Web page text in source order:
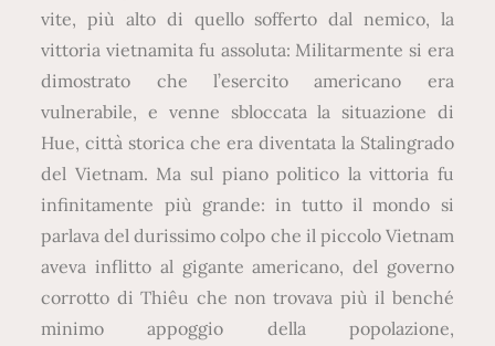
vite, più alto di quello sofferto dal nemico, la
vittoria vietnamita fu assoluta: Militarmente si era
dimostrato che l’esercito americano era
vulnerabile, e venne sbloccata la situazione di
Hue, città storica che era diventata la Stalingrado
del Vietnam. Ma sul piano politico la vittoria fu
infinitamente più grande: in tutto il mondo si
parlava del durissimo colpo che il piccolo Vietnam
aveva inflitto al gigante americano, del governo
corrotto di Thiêu che non trovava più il benché
minimo appoggio della popolazione,